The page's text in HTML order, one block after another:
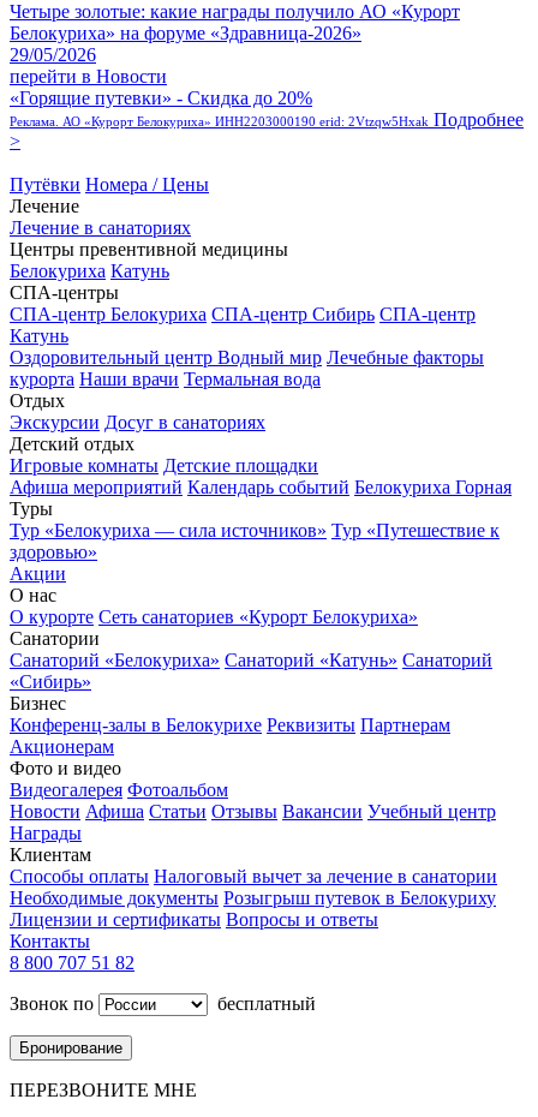
Четыре золотые: какие награды получило АО «Курорт
Белокуриха» на форуме «Здравница-2026»
29/05/2026
перейти в Новости
«Горящие путевки» - Скидка до 20%
Реклама. АО «Курорт Белокуриха» ИНН2203000190 erid: 2Vtzqw5Hxak Подробнее
>
Путёвки Номера / Цены
Лечение
Лечение в санаториях
Центры превентивной медицины
Белокуриха Катунь
СПА-центры
СПА-центр Белокуриха СПА-центр Сибирь СПА-центр
Катунь
Оздоровительный центр Водный мир Лечебные факторы
курорта Наши врачи Термальная вода
Отдых
Экскурсии Досуг в санаториях
Детский отдых
Игровые комнаты Детские площадки
Афиша мероприятий Календарь событий Белокуриха Горная
Туры
Тур «Белокуриха — сила источников» Тур «Путешествие к
здоровью»
Акции
О нас
О курорте Сеть санаториев «Курорт Белокуриха»
Санатории
Санаторий «Белокуриха» Санаторий «Катунь» Санаторий
«Сибирь»
Бизнес
Конференц-залы в Белокурихе Реквизиты Партнерам
Акционерам
Фото и видео
Видеогалерея Фотоальбом
Новости Афиша Статьи Отзывы Вакансии Учебный центр
Награды
Клиентам
Способы оплаты Налоговый вычет за лечение в санатории
Необходимые документы Розыгрыш путевок в Белокуриху
Лицензии и сертификаты Вопросы и ответы
Контакты
8 800 707 51 82
Звонок по
бесплатный
Бронирование
ПЕРЕЗВОНИТЕ МНЕ